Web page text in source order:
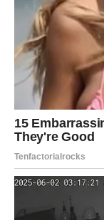
na osnovu
Gledajte
Procijenite
Posmatrajte djela.
Jer ono što
naučila svoje
Ali može biti i